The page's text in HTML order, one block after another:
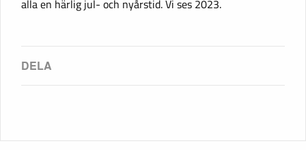
alla en härlig jul- och nyårstid. Vi ses 2023.